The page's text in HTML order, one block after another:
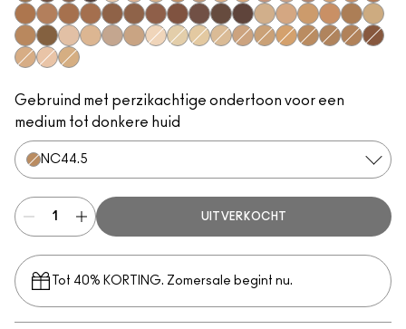
NC58​NC60​NC63​NC65​NW5​NW10​NW13​NW15​NW18​NW20​
NW22​NW25​NW30​
NW33​NW35​NW40​
NW43​
NW44​NW45​NW46​NW47​NW48​NW50​NW53​NW57​NW58​NW60​NW65​
C3.5​C4.5​C5​C5.5​
C8​C40​
C45​C55​N4​N5​
Gebruind met perzikachtige ondertoon voor een
medium tot donkere huid
NC44.5​
UITVERKOCHT
Tot 40% KORTING. Zomersale begint nu.